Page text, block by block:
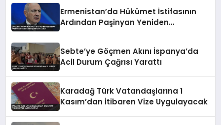
Ermenistan’da Hükümet İstifasının
Ardından Paşinyan Yeniden
Sebte’ye Göçmen Akını İspanya’da
Acil Durum Çağrısı Yarattı
Karadağ Türk Vatandaşlarına 1
Kasım’dan İtibaren Vize Uygulayacak